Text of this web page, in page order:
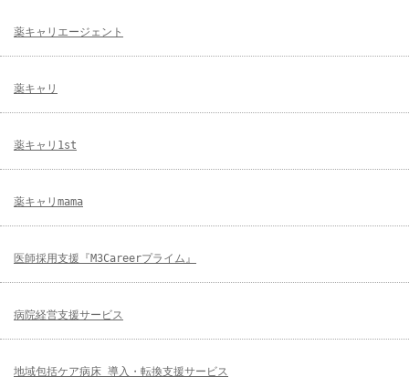
薬キャリエージェント
薬キャリ
薬キャリ1st
薬キャリmama
医師採用支援『M3Careerプライム』
病院経営支援サービス
地域包括ケア病床 導入・転換支援サービス